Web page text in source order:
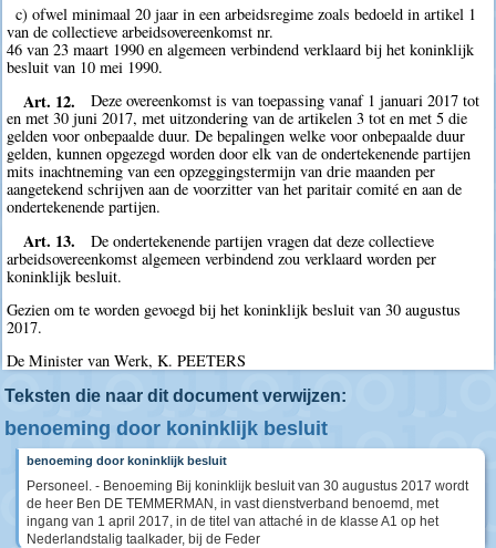
c) ofwel minimaal 20 jaar in een arbeidsregime zoals bedoeld in artikel 1
van de collectieve arbeidsovereenkomst nr.
46 van 23 maart 1990 en algemeen verbindend verklaard bij het koninklijk
besluit van 10 mei 1990.
Art. 12.
Deze overeenkomst is van toepassing vanaf 1 januari 2017 tot
en met 30 juni 2017, met uitzondering van de artikelen 3 tot en met 5 die
gelden voor onbepaalde duur. De bepalingen welke voor onbepaalde duur
gelden, kunnen opgezegd worden door elk van de ondertekenende partijen
mits inachtneming van een opzeggingstermijn van drie maanden per
aangetekend schrijven aan de voorzitter van het paritair comité en aan de
ondertekenende partijen.
Art. 13.
De ondertekenende partijen vragen dat deze collectieve
arbeidsovereenkomst algemeen verbindend zou verklaard worden per
koninklijk besluit.
Gezien om te worden gevoegd bij het koninklijk besluit van 30 augustus
2017.
De Minister van Werk, K. PEETERS
Teksten die naar dit document verwijzen:
benoeming door koninklijk besluit
benoeming door koninklijk besluit
Personeel. - Benoeming Bij koninklijk besluit van 30 augustus 2017 wordt
de heer Ben DE TEMMERMAN, in vast dienstverband benoemd, met
ingang van 1 april 2017, in de titel van attaché in de klasse A1 op het
Nederlandstalig taalkader, bij de Feder